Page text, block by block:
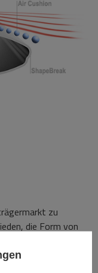
zu
die Form von
der den Luftstrom